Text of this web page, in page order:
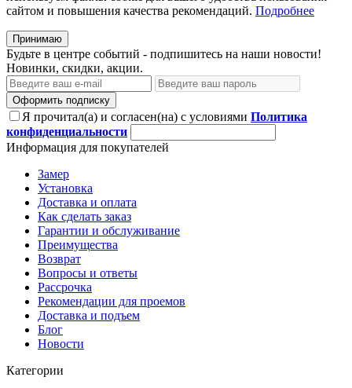
сайтом и повышения качества рекомендаций. Подробнее
Принимаю
Будьте в центре событий - подпишитесь на наши новости!
Новинки, скидки, акции.
Оформить подписку
Я прочитал(а) и согласен(на) с условиями Политика
конфиденциальности
Информация для покупателей
Замер
Установка
Доставка и оплата
Как сделать заказ
Гарантии и обслуживание
Преимущества
Возврат
Вопросы и ответы
Рассрочка
Рекомендации для проемов
Доставка и подъем
Блог
Новости
Категории